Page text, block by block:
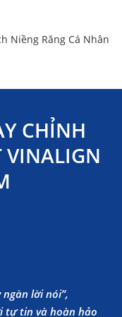
Niềng Răng Cá Nhân
CHỈNH
VINALIGN
lời nói”,
tự tin và hoàn hảo